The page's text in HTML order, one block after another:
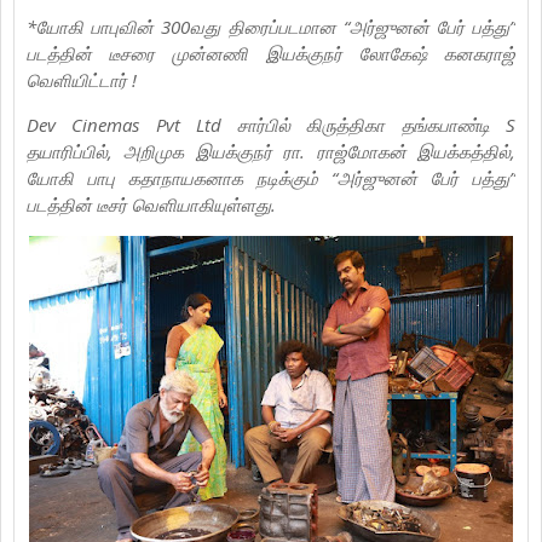
*யோகி பாபுவின் 300வது திரைப்படமான “அர்ஜுனன் பேர் பத்து”
படத்தின் டீசரை முன்னணி இயக்குநர் லோகேஷ் கனகராஜ்
வெளியிட்டார் !
Dev Cinemas Pvt Ltd சார்பில் கிருத்திகா தங்கபாண்டி S
தயாரிப்பில், அறிமுக இயக்குநர் ரா. ராஜ்மோகன் இயக்கத்தில்,
யோகி பாபு கதாநாயகனாக நடிக்கும் “அர்ஜுனன் பேர் பத்து”
படத்தின் டீசர் வெளியாகியுள்ளது.